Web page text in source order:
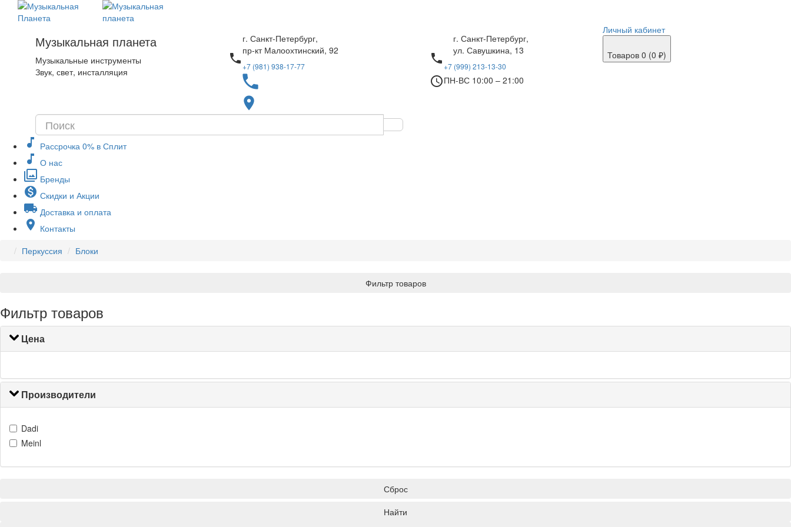
Музыкальная планета
Музыкальные инструменты
Звук, свет, инсталляция
г. Санкт-Петербург,
пр-кт Малоохтинский, 92
local_phone
+7 (981) 938-17-77
local_phone
place
г. Санкт-Петербург,
ул. Савушкина, 13
local_phone
+7 (999) 213-13-30
access_timeПН-ВС 10:00 – 21:00
Личный кабинет
Товаров 0 (0 ₽)
music_note Рассрочка 0% в Сплит
music_note О нас
filter Бренды
monetization_on Скидки и Акции
local_shipping Доставка и оплата
place Контакты
Перкуссия
Блоки
Фильтр товаров
Фильтр товаров
Цена
Производители
Dadi
Meinl
Сброс
Найти